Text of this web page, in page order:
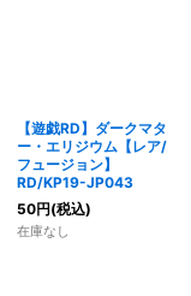
【遊戯RD】ダークマタ
ー・エリジウム【レア/
フュージョン】
RD/KP19-JP043
50円(税込)
在庫なし